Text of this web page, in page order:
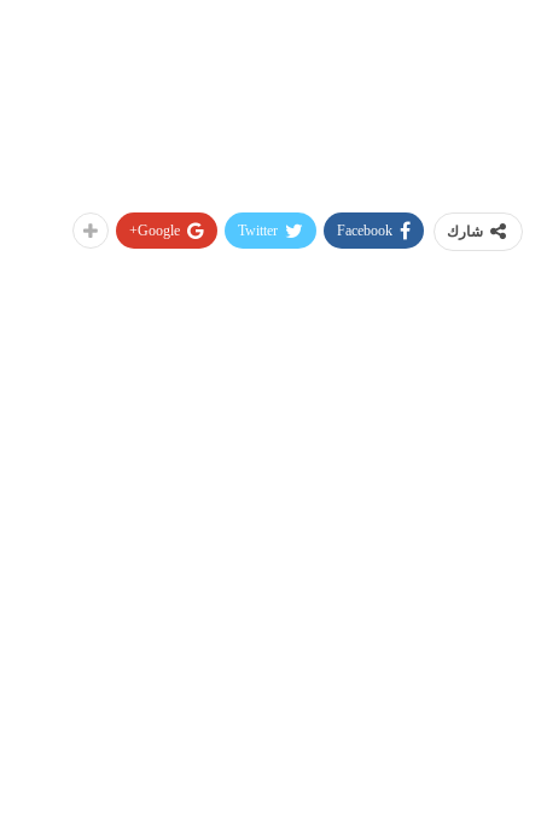
شارك Facebook
Twitter
Google+